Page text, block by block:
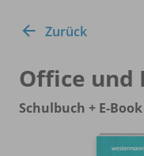
Zurück
Office und
Schulbuch + E-Book